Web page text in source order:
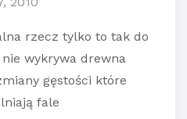
rzecz tylko to tak do
nie wykrywa drewna
gęstości które
fale